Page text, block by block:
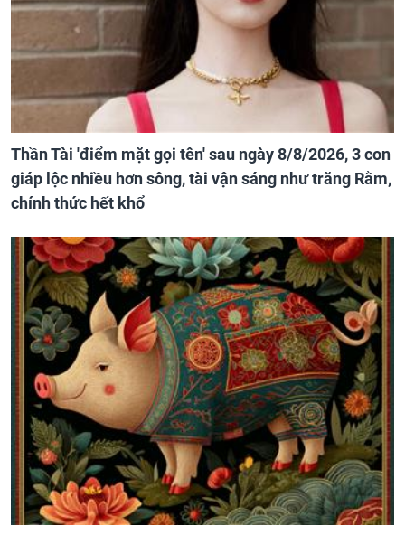
Thần Tài 'điểm mặt gọi tên' sau ngày 8/8/2026, 3 con
giáp lộc nhiều hơn sông, tài vận sáng như trăng Rằm,
chính thức hết khổ